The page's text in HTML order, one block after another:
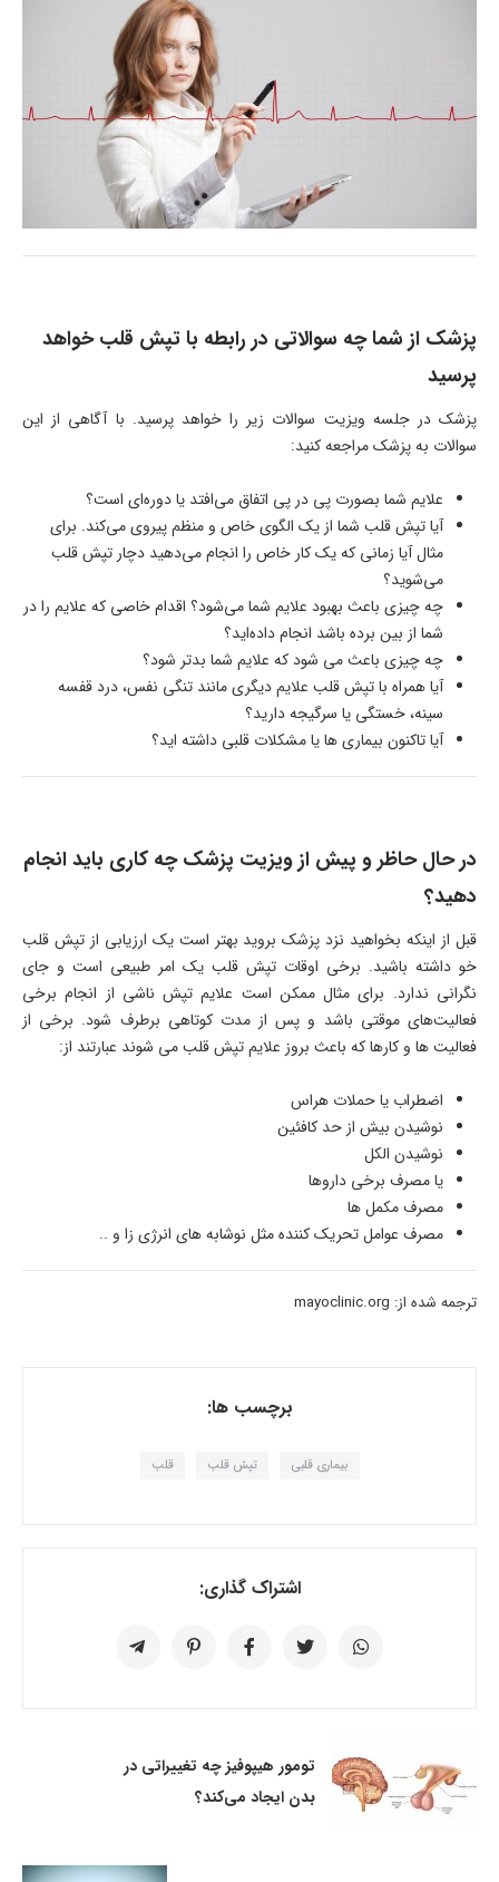
پزشک از شما چه سوالاتی در رابطه با تپش قلب خواهد
پرسید
پزشک در جلسه ویزیت سوالات زیر را خواهد پرسید. با آگاهی از این
سوالات به پزشک مراجعه کنید:
علایم شما بصورت پی در پی اتفاق می‌افتد یا دوره‌ای است؟
آیا تپش قلب شما از یک الگوی خاص و منظم پیروی می‌کند. برای
مثال آیا زمانی که یک کار خاص را انجام می‌دهید دچار تپش قلب
می‌شوید؟
چه چیزی باعث بهبود علایم شما می‌شود؟ اقدام خاصی که علایم را در
شما از بین برده باشد انجام داده‌اید؟
چه چیزی باعث می شود که علایم شما بدتر شود؟
آیا همراه با تپش قلب علایم دیگری مانند تنگی نفس، درد قفسه
سینه، خستگی یا سرگیجه دارید؟
آیا تاکنون بیماری ها یا مشکلات قلبی داشته اید؟
در حال حاظر و پیش از ویزیت پزشک چه کاری باید انجام
دهید؟
قبل از اینکه بخواهید نزد پزشک بروید بهتر است یک ارزیابی از تپش قلب
خو داشته باشید. برخی اوقات تپش قلب یک امر طبیعی است و جای
نگرانی ندارد. برای مثال ممکن است علایم تپش ناشی از انجام برخی
فعالیت‌های موقتی باشد و پس از مدت کوتاهی برطرف شود. برخی از
فعالیت ها و کارها که باعث بروز علایم تپش قلب می شوند عبارتند از:
اضطراب یا حملات هراس
نوشیدن بیش از حد کافئین
نوشیدن الکل
یا مصرف برخی داروها
مصرف مکمل ها
مصرف عوامل تحریک کننده مثل نوشابه های انرژی زا و ..
ترجمه شده از: mayoclinic.org
برچسب ها:
بیماری قلبی تپش قلب قلب
اشتراک گذاری:
تومور هیپوفیز چه تغییراتی در
بدن ایجاد می‌کند؟